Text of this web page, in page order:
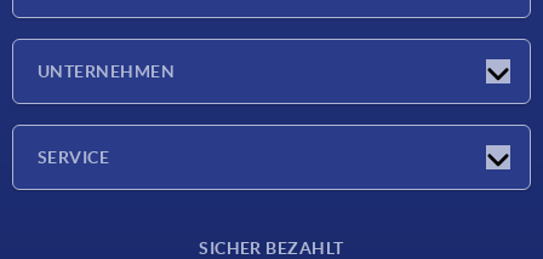
UNTERNEHMEN
SERVICE
SICHER BEZAHLT